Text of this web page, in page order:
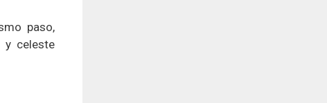
paso,
y celeste